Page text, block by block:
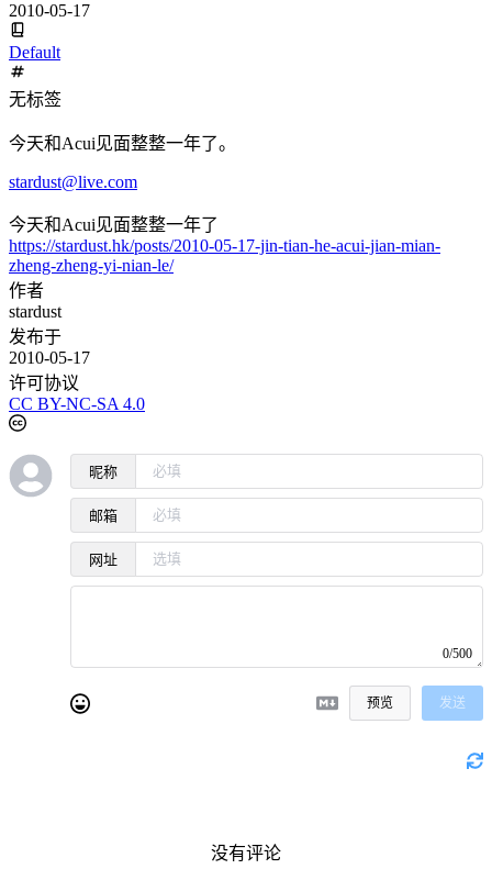
2010-05-17
Default
无标签
今天和Acui见面整整一年了。
stardust@live.com
今天和Acui见面整整一年了
https://stardust.hk/posts/2010-05-17-jin-tian-he-acui-jian-mian-
zheng-zheng-yi-nian-le/
作者
stardust
发布于
2010-05-17
许可协议
CC BY-NC-SA 4.0
昵称
邮箱
网址
0/500
预览 发送
没有评论